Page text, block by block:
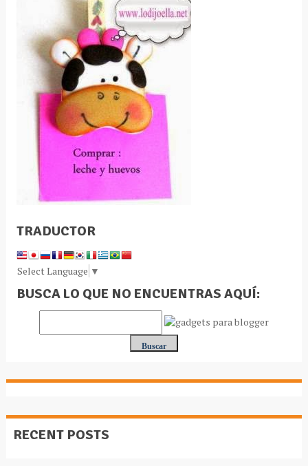
TRADUCTOR
Select Language ▼
BUSCA LO QUE NO ENCUENTRAS AQUÍ:
RECENT POSTS